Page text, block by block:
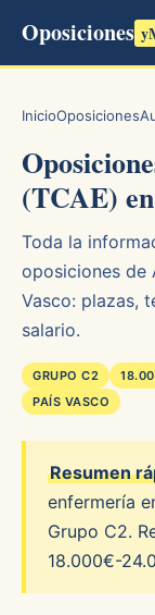
Oposiciones
InicioOposiciones
(TCAE)
Toda la
oposiciones de
Vasco: plazas,
salario.
GRUPO C2
PAÍS VASCO
Resumen
enfermería
Grupo C2.
18.000€-